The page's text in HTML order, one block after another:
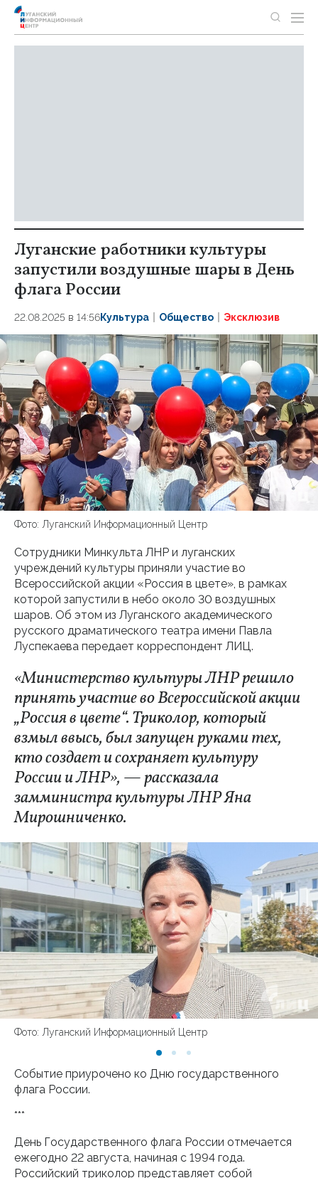
Луганские работники культуры
запустили воздушные шары в День
флага России
22.08.2025 в 14:56Культура Общество Эксклюзив
Фото: Луганский Информационный Центр
Сотрудники Минкульта ЛНР и луганских
учреждений культуры приняли участие во
Всероссийской акции «Россия в цвете», в рамках
которой запустили в небо около 30 воздушных
шаров. Об этом из Луганского академического
русского драматического театра имени Павла
Луспекаева передает корреспондент ЛИЦ.
«Министерство культуры ЛНР решило
принять участие во Всероссийской акции
„Россия в цвете“. Триколор, который
взмыл ввысь, был запущен руками тех,
кто создает и сохраняет культуру
России и ЛНР», — рассказала
замминистра культуры ЛНР Яна
Мирошниченко.
Фото: Луганский Информационный Центр
Событие приурочено ко Дню государственного
флага России.
***
День Государственного флага России отмечается
ежегодно 22 августа, начиная с 1994 года.
Российский триколор представляет собой